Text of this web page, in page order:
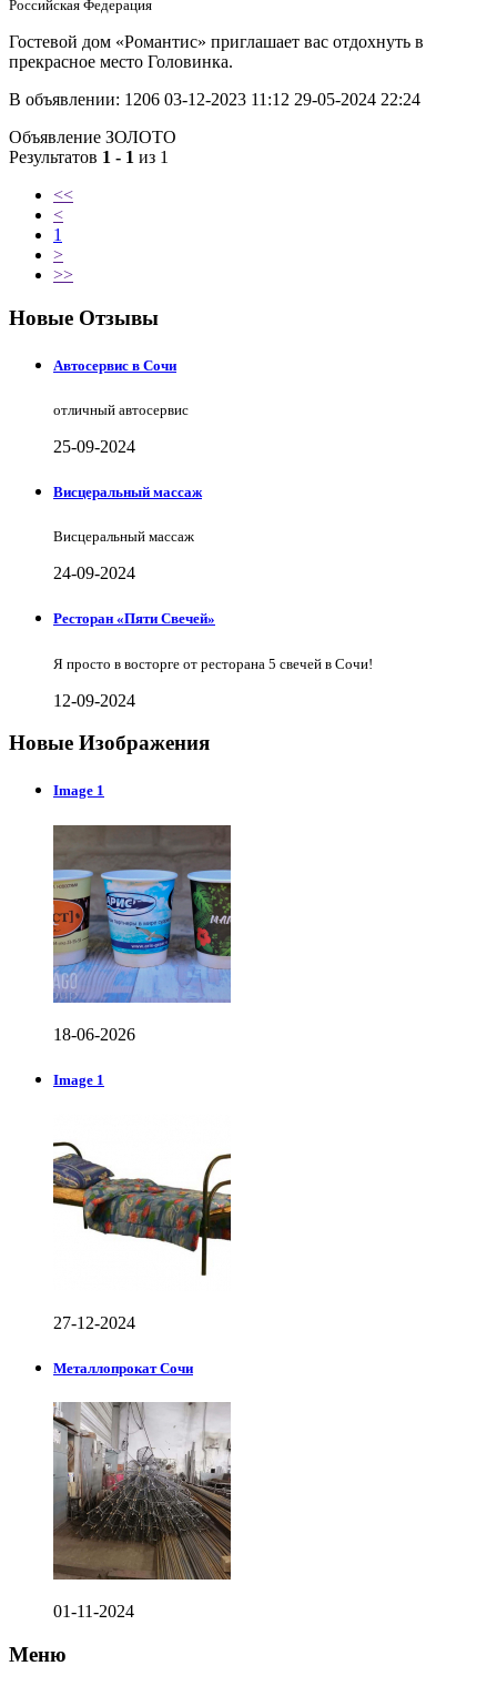
Российская Федерация
Гостевой дом «Романтис» приглашает вас отдохнуть в
прекрасное место Головинка.
В объявлении: 1206 03-12-2023 11:12 29-05-2024 22:24
Объявление ЗОЛОТО
Результатов 1 - 1 из 1
<<
<
1
>
>>
Новые Отзывы
Автосервис в Сочи
отличный автосервис
25-09-2024
Висцеральный массаж
Висцеральный массаж
24-09-2024
Ресторан «Пяти Свечей»
Я просто в восторге от ресторана 5 свечей в Сочи!
12-09-2024
Новые Изображения
Image 1
18-06-2026
Image 1
27-12-2024
Металлопрокат Сочи
01-11-2024
Меню